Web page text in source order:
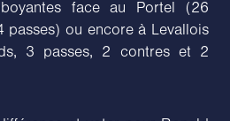
face au Portel (26
passes) ou encore à Levallois
3 passes, 2 contres et 2